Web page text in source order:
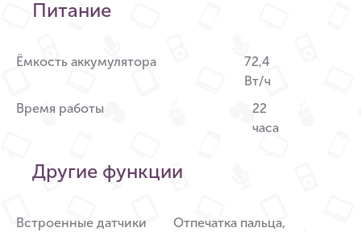
Питание
Ёмкость аккумулятора
72,4
Вт/ч
Время работы
22
часа
Другие функции
Встроенные датчики
Отпечатка пальца,